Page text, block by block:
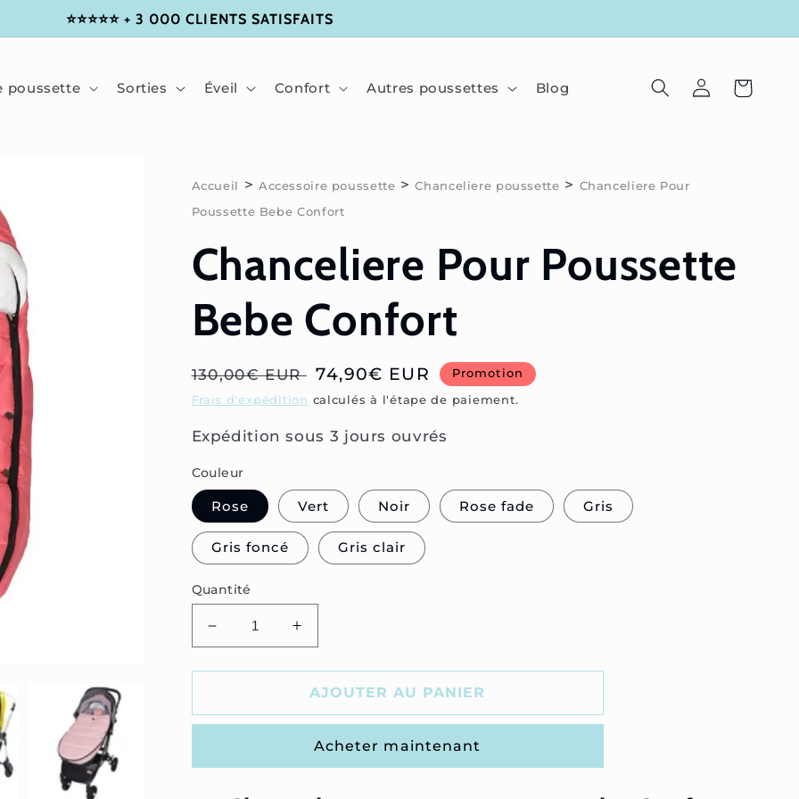
⭐⭐⭐⭐⭐ + 3 000 CLIENTS SATISFAITS
poussette Sorties Éveil Confort Autres poussettes Blog ConnexionPanier
Accueil > Accessoire poussette >Chanceliere poussette > Chanceliere Pour
Poussette Bebe Confort
Chanceliere Pour Poussette
Bebe Confort
Prix
habituel
130,00€ EUR Prix
soldé
74,90€ EUR Promotion
Frais d'expédition calculés à l'étape de paiement.
Expédition sous 3 jours ouvrés
Couleur
Rose Vert Noir Rose fade Gris
Gris foncé Gris clair
Quantité
Réduire
la
quantité
Chanceliere
Bebe
Augmenter
la
quantité
de
Chanceliere
Poussette
Bebe
AJOUTER AU PANIER
Acheter maintenant